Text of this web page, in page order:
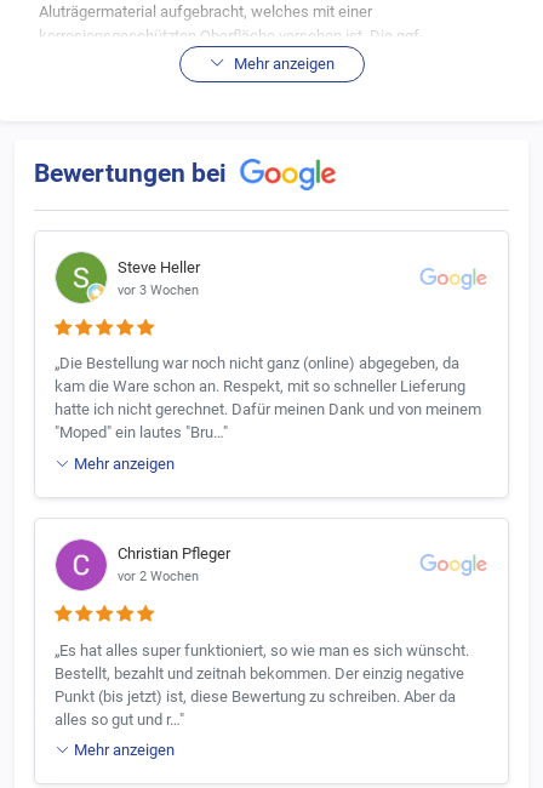
Aluträgermaterial aufgebracht, welches mit einer
korrosionsgeschützten Oberfläche versehen ist. Die ggf.
mitgelieferten Bremsenfedern sind aus speziellem Federnstahl und
haben somit eine lange Lebensdauer.
Die stetige Reibung nutzt den Belag auf den Bremsbacken deutlich
Aber abgenutzte oder schlecht abgebremste Beläge (z.B. verglaste
Beläge) müssen ersetzt werden, ggf. muss auch die Bremstrommel
abgeschliffen werden.
myMoto bietet Ihnen nur hochwertige Verschleißteile
Sie haben abgenutzte Bremsteile und brauchen neue
Bremsbacken? Bei uns erhalten Sie hochwertiges Material passend
zu Ihrem ausgewählten Fahrzeug. Wir führen ausschließlich
Markenprodukte und bieten Ihnen diese zu einem fairen Onlinepreis
an und versenden direkt zu Ihnen nach Haus ohne das Sie das Haus
Mehr anzeigen
Bewertungen bei
Steve Heller
vor 3 Wochen
„Die Bestellung war noch nicht ganz (online) abgegeben, da
kam die Ware schon an. Respekt, mit so schneller Lieferung
hatte ich nicht gerechnet. Dafür meinen Dank und von meinem
"Moped" ein lautes "Bru…"
Mehr anzeigen
Christian Pfleger
vor 2 Wochen
„Es hat alles super funktioniert, so wie man es sich wünscht.
Bestellt, bezahlt und zeitnah bekommen. Der einzig negative
Punkt (bis jetzt) ist, diese Bewertung zu schreiben. Aber da
alles so gut und r…"
Mehr anzeigen